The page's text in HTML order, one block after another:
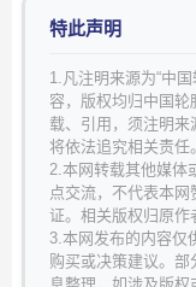
特此声明
1.凡注明来源为“中
容，版权均归中国
载、引用，须注明来
将依法追究相关责任。
2.本网转载其他媒体
点交流，不代表本
证。相关版权归原作
3.本网发布的内容仅
购买或决策建议。